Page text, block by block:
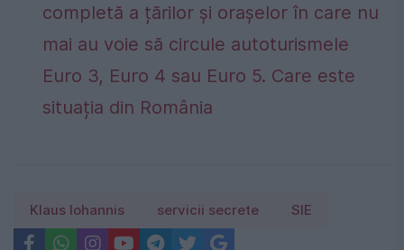
completă a țărilor și orașelor în care nu
mai au voie să circule autoturismele
Euro 3, Euro 4 sau Euro 5. Care este
situația din România
Klaus Iohannis servicii secrete SIE